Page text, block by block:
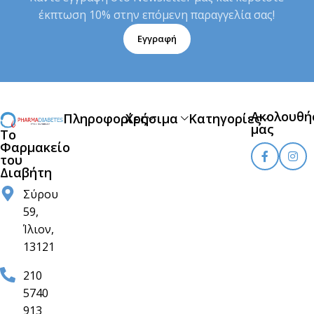
έκπτωση 10% στην επόμενη παραγγελία σας!
Εγγραφή
Το
Φαρμακείο
του
Διαβήτη
Σύρου
59,
Ίλιον,
13121
210
5740
913
ΠληροφορίεςΧρήσιμα Κατηγορίες
μας